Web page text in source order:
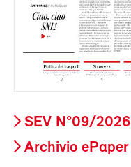
SEV N°09/2026
Archivio ePaper